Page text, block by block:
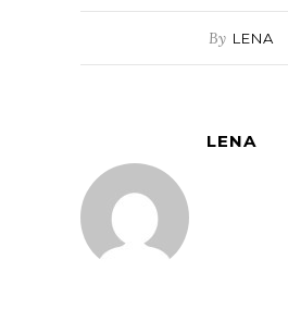
By LENA
LENA